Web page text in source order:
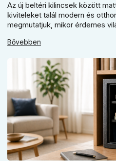
Az új beltéri kilincsek között
kiviteleket talál modern és
megmutatjuk, mikor érdemes
döntsön a kerek vagy
Bővebben